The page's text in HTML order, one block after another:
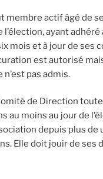
membre actif âgé de
l’élection, ayant adhéré
mois et à jour de ses
est autorisé
pas admis.
de Direction
au moins au jour de
depuis plus de
Elle doit jouir de ses